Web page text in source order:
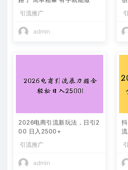
引流推广
admin
2026电商引流新玩法，日引2
00 日入2500+
引流推广
admin